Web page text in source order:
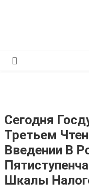
Сегодня
Третьем
Введении В
Шкалы